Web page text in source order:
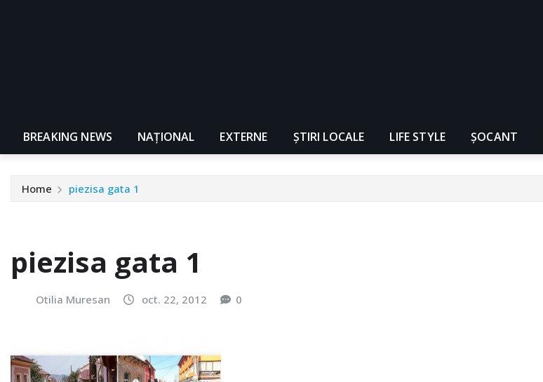
BREAKING NEWS NAŢIONAL EXTERNE ȘTIRI LOCALE LIFE STYLE ȘOCANT
Home piezisa gata 1
piezisa gata 1
Otilia Muresan oct. 22, 2012 0